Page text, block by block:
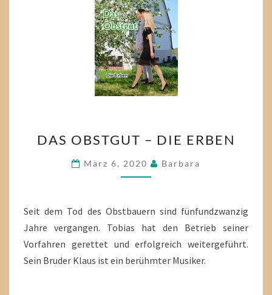
OBSTGUT
–
DIE
DAS OBSTGUT – DIE ERBEN
März 6, 2020 Barbara
Seit dem Tod des Obstbauern sind fünfundzwanzig
Jahre vergangen. Tobias hat den Betrieb seiner
Vorfahren gerettet und erfolgreich weitergeführt.
Sein Bruder Klaus ist ein berühmter Musiker.